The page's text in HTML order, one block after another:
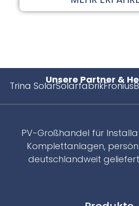
Unsere Partner &
Trina SolarSolarfabrikFronius
PV-Großhandel für
Komplettanlagen,
deutschlandweit